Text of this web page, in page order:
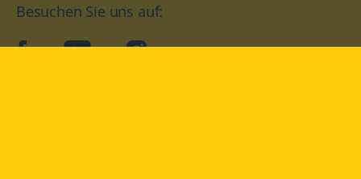
Besuchen Sie uns auf:
facebookYouTube Instagram